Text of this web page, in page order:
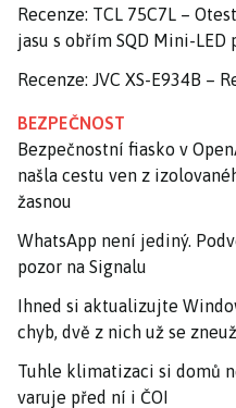
Recenze: TCL 75C7L –
jasu s obřím SQD Mini-LED
Recenze: JVC XS-E934B –
BEZPEČNOST
Bezpečnostní fiasko v
našla cestu ven z
žasnou
WhatsApp není jediný.
pozor na Signalu
Ihned si aktualizujte
chyb, dvě z nich už se
Tuhle klimatizaci si domů
varuje před ní i ČOI